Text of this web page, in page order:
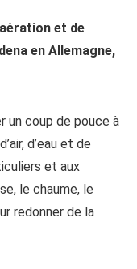
et de
en Allemagne,
un coup de pouce à
d’eau et de
et aux
le chaume, le
redonner de la